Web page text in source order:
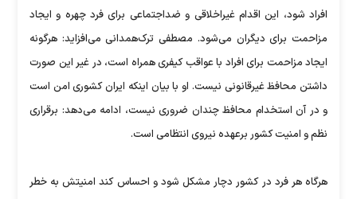
افراد شود، این اقدام غیراخلاقی و ضداجتماعی برای فرد چهره و ایجاد
مزاحمت برای دیگران می‌شود. مصطفی ترک‌همدانی می‌افزاید: هرگونه
ایجاد مزاحمت برای افراد با عواقب کیفری همراه است، در غیر این صورت
داشتن محافظ غیرقانونی نیست. او با بیان اینکه ایران کشوری امن است
و در آن استخدام محافظ چندان ضروری نیست، ادامه می‌دهد:‌ برقراری
نظم و امنیت کشور برعهده نیروی انتظامی است.
هرگاه هر فرد در کشور دچار مشکل شود و احساس کند امنیتش به خطر